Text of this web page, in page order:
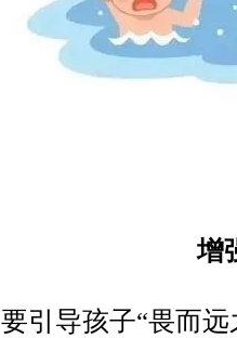
增
要引导孩子“畏而